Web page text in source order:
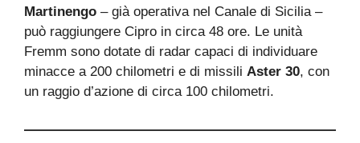
Martinengo – già operativa nel Canale di Sicilia –
può raggiungere Cipro in circa 48 ore. Le unità
Fremm sono dotate di radar capaci di individuare
minacce a 200 chilometri e di missili Aster 30, con
un raggio d’azione di circa 100 chilometri.